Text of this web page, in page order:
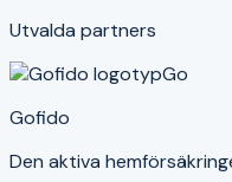
Utvalda partners
Go
Gofido
Den aktiva